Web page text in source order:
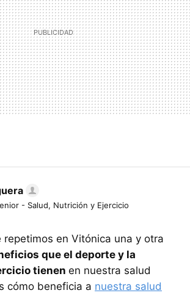
- Salud, Nutrición y Ejercicio
repetimos en Vitónica una y otra
que el deporte y la
tienen en nuestra salud
cómo beneficia a nuestra salud